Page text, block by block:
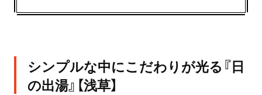
シンプルな中にこだわりが光る『日
の出湯』【浅草】